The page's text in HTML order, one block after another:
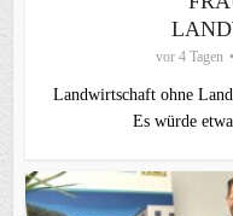
vor 4 Tagen
Landwirtschaft ohne
Es würde